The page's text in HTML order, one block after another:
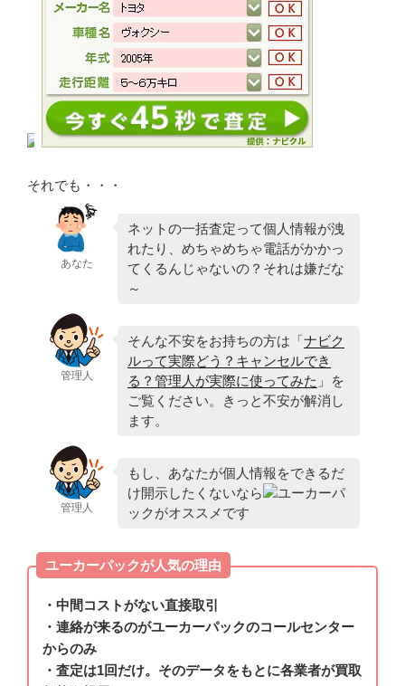
それでも・・・
あなた
ネットの一括査定って個人情報が洩
れたり、めちゃめちゃ電話がかかっ
てくるんじゃないの？それは嫌だな
～
管理人
そんな不安をお持ちの方は「ナビク
ルって実際どう？キャンセルでき
る？管理人が実際に使ってみた 」を
ご覧ください。きっと不安が解消し
ます。
管理人
もし、あなたが個人情報をできるだ
け開示したくないなら
ユーカーパ
ックがオススメです
ユーカーパックが人気の理由
・中間コストがない直接取引
・連絡が来るのがユーカーパックのコールセンター
からのみ
・査定は1回だけ。そのデータをもとに各業者が買取